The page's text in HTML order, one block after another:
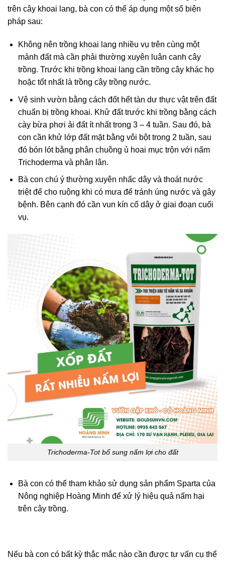
trên cây khoai lang, bà con có thể áp dụng một số biện
pháp sau:
Không nên trồng khoai lang nhiều vụ trên cùng một
mảnh đất mà cần phải thường xuyên luân canh cây
trồng. Trước khi trồng khoai lang cần trồng cây khác họ
hoặc tốt nhất là trồng cây trồng nước.
Vệ sinh vườn bằng cách đốt hết tàn dư thực vật trên đất
chuẩn bị trồng khoai. Khử đất trước khi trồng bằng cách
cày bừa phơi ải đất ít nhất trong 3 – 4 tuần. Sau đó, bà
con cần khử lớp đất mặt bằng vôi bột trong 2 tuần, sau
đó bón lót bằng phân chuồng ủ hoai mục trộn với nấm
Trichoderma và phân lân.
Bà con chú ý thường xuyên nhấc dây và thoát nước
triệt để cho ruộng khi có mưa để tránh úng nước và gây
bệnh. Bên cạnh đó cần vun kín cổ dây ở giai đoạn cuối
vụ.
Trichoderma-Tot bổ sung nấm lợi cho đất
Bà con có thể tham khảo sử dụng sản phẩm Sparta của
Nông nghiệp Hoàng Minh để xử lý hiệu quả nấm hại
trên cây trồng.
Nếu bà con có bất kỳ thắc mắc nào cần được tư vấn cụ thể